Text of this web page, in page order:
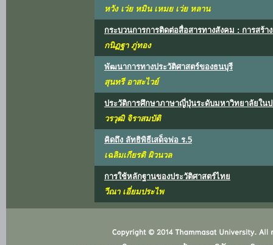
หวัง เว่ย หมิน เหมย เว่ย หลาน
กระบวนการการติดต่อสื่อสารทางสังคม : การสร้า
กนิฏฐา ภู่ทอง
พัฒนาการทางประวัติศาสตร์ของธนบุรี
สุนทรี อาสะไวย์
ประวัติการศึกษาภาษาญี่ปุ่นระดับมหาวิทยาลัยในป
วรวุฒิ จิราสมบัติ
คิดถึง ลัทธิพิธีเสด็จพ่อ ร.5
เฉลิมเกียรติ ผิวนวล
การใช้หลักฐานของประวัติศาสตร์ไทย
วีณา เอี่ยมประไพ